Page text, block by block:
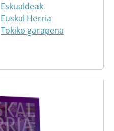
Eskualdeak
Euskal Herria
Tokiko garapena